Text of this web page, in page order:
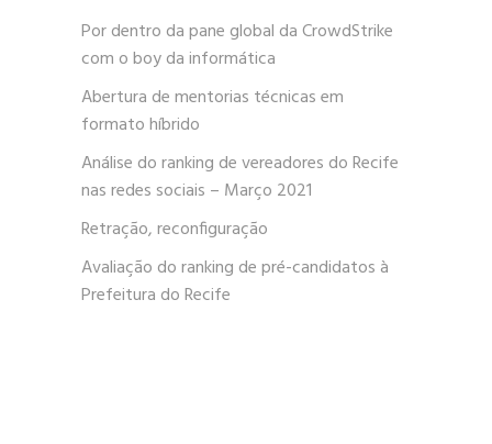
Por dentro da pane global da CrowdStrike
com o boy da informática
Abertura de mentorias técnicas em
formato híbrido
Análise do ranking de vereadores do Recife
nas redes sociais – Março 2021
Retração, reconfiguração
Avaliação do ranking de pré-candidatos à
Prefeitura do Recife